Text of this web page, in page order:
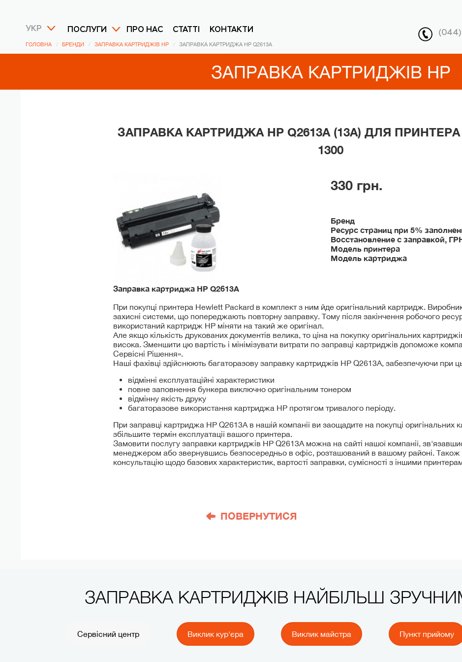
УКР ПОСЛУГИ ПРО НАС СТАТТІ КОНТАКТИ
ГОЛОВНА БРЕНДИ ЗАПРАВКА КАРТРИДЖІВ HP ЗАПРАВКА КАРТРИДЖА HP Q2613A
ЗАПРАВКА КАРТРИДЖІВ HP
ЗАПРАВКА КАРТРИДЖА HP Q2613A (13A) ДЛЯ ПРИНТЕРА
1300
330 грн.
Бренд
Ресурс страниц при 5%
Восстановление с заправкой,
Модель принтера
Модель картриджа
Заправка картриджа HP Q2613A
При покупці принтера Hewlett Packard в комплект з ним йде оригінальний картридж.
захисні системи, що попереджають повторну заправку. Тому після закінчення робочого
використаний картридж HP міняти на такий же оригінал.
Але якщо кількість друкованих документів велика, то ціна на покупку оригінальних
висока. Зменшити цю вартість і мінімізувати витрати по заправці картриджів допоможе
Сервісні Рішення».
Наші фахівці здійснюють багаторазову заправку картриджів HP Q2613A, забезпечуючи при
відмінні експлуатаційні характеристики
повне заповнення бункера виключно оригінальним тонером
відмінну якість друку
багаторазове використання картриджа HP протягом тривалого періоду.
При заправці картриджа HP Q2613A в нашій компанії ви заощадите на покупці оригінальних
збільшите термін експлуатації вашого принтера.
Замовити послугу заправки картриджів HP Q2613A можна на сайті нашої компанії,
менеджером або звернувшись безпосередньо в офіс, розташований в вашому районі.
консультацію щодо базових характеристик, вартості заправки, сумісності з іншими
ПОВЕРНУТИСЯ
ЗАПРАВКА КАРТРИДЖІВ НАЙБІЛЬШ
Сервісний центр Виклик кур'єра Виклик майстра Пункт прийому